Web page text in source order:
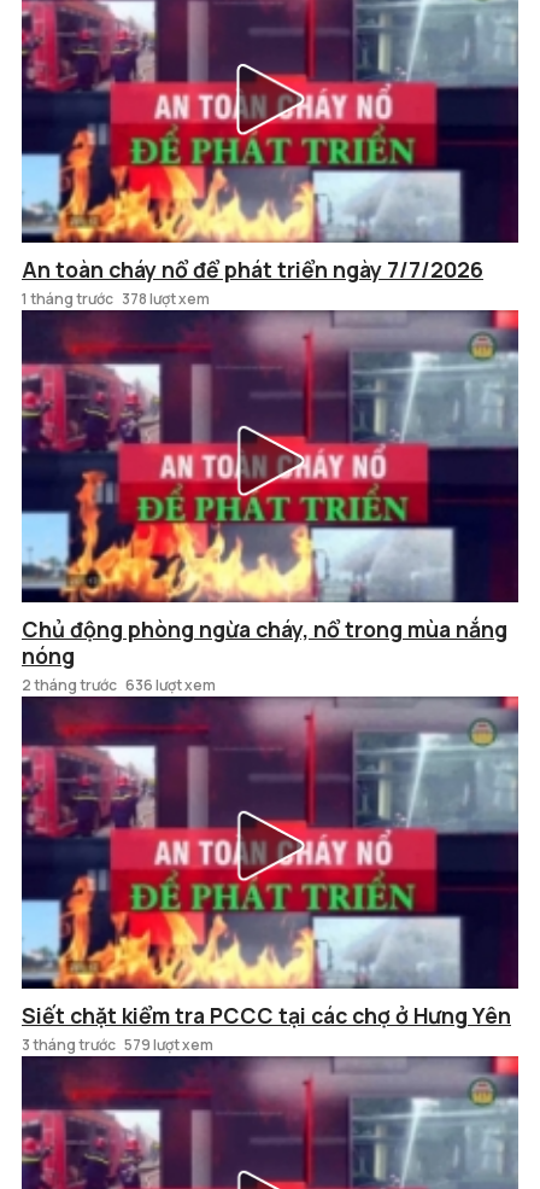
An toàn cháy nổ để phát triển ngày 7/7/2026
1 tháng trước 378 lượt xem
Chủ động phòng ngừa cháy, nổ trong mùa nắng
nóng
2 tháng trước 636 lượt xem
Siết chặt kiểm tra PCCC tại các chợ ở Hưng Yên
3 tháng trước 579 lượt xem